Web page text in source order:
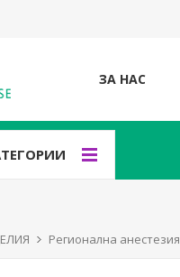
ЗА НАС
Регионална анестезия